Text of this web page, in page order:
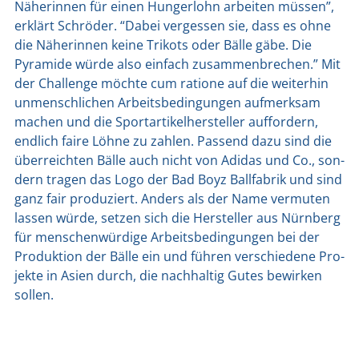
Nähe­rin­nen für einen Hun­ger­lohn arbei­ten müs­sen”,
erklärt Schrö­der. “Dabei ver­ges­sen sie, dass es ohne
die Nähe­rin­nen kei­ne Tri­kots oder Bäl­le gäbe. Die
Pyra­mi­de wür­de also ein­fach zusam­men­bre­chen.” Mit
der Chall­enge möch­te cum ratio­ne auf die wei­ter­hin
unmensch­li­chen Arbeits­be­din­gun­gen auf­merk­sam
machen und die Sport­ar­ti­kel­her­stel­ler auf­for­dern,
end­lich fai­re Löh­ne zu zah­len. Pas­send dazu sind die
über­reich­ten Bäl­le auch nicht von Adi­das und Co., son­
dern tra­gen das Logo der Bad Boyz Ball­fa­brik und sind
ganz fair pro­du­ziert. Anders als der Name ver­mu­ten
las­sen wür­de, set­zen sich die Her­stel­ler aus Nürn­berg
für men­schen­wür­di­ge Arbeits­be­din­gun­gen bei der
Pro­duk­ti­on der Bäl­le ein und füh­ren ver­schie­de­ne Pro­
jek­te in Asi­en durch, die nach­hal­tig Gutes bewir­ken
sol­len.